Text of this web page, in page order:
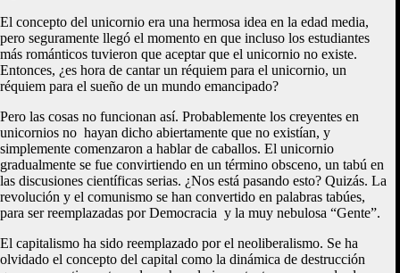
El concepto del unicornio era una hermosa idea en la edad media,
pero seguramente llegó el momento en que incluso los estudiantes
más románticos tuvieron que aceptar que el unicornio no existe.
Entonces, ¿es hora de cantar un réquiem para el unicornio, un
réquiem para el sueño de un mundo emancipado?
Pero las cosas no funcionan así. Probablemente los creyentes en
unicornios no hayan dicho abiertamente que no existían, y
simplemente comenzaron a hablar de caballos. El unicornio
gradualmente se fue convirtiendo en un término obsceno, un tabú en
las discusiones científicas serias. ¿Nos está pasando esto? Quizás. La
revolución y el comunismo se han convertido en palabras tabúes,
para ser reemplazadas por Democracia y la muy nebulosa “Gente”.
El capitalismo ha sido reemplazado por el neoliberalismo. Se ha
olvidado el concepto del capital como la dinámica de destrucción